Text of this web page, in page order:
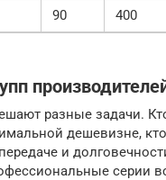
90 400
разные задачи.
дешевизне,
и
серии